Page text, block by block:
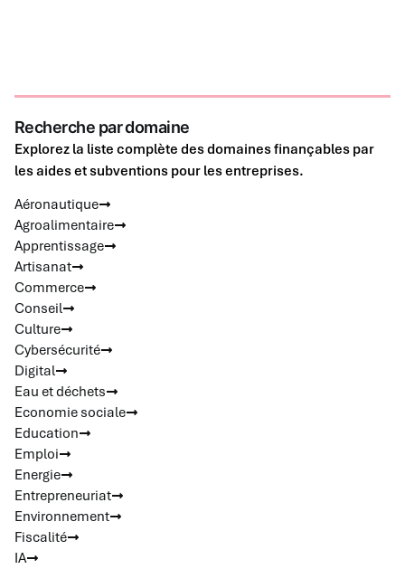
Recherche par domaine
Explorez la liste complète des domaines finançables par
les aides et subventions pour les entreprises.
Aéronautique
Agroalimentaire
Apprentissage
Artisanat
Commerce
Conseil
Culture
Cybersécurité
Digital
Eau et déchets
Economie sociale
Education
Emploi
Energie
Entrepreneuriat
Environnement
Fiscalité
IA